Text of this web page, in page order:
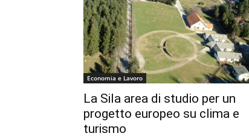
Economia e Lavoro
La Sila area di studio per un
progetto europeo su clima e
turismo